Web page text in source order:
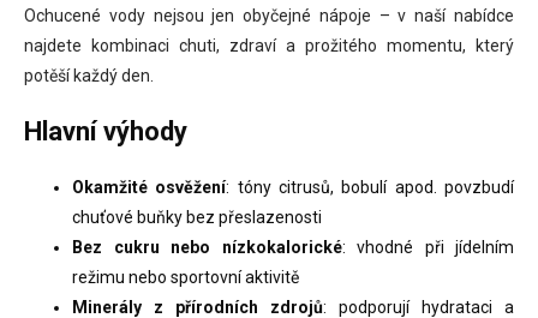
c
í
p
ý
p
i
s
u
Ochucené vody nejsou jen obyčejné nápoje – v naší nabídce
najdete kombinaci chuti, zdraví a prožitého momentu, který
potěší každý den.
Hlavní výhody
Okamžité osvěžení: tóny citrusů, bobulí apod. povzbudí
chuťové buňky bez přeslazenosti
Bez cukru nebo nízkokalorické: vhodné při jídelním
režimu nebo sportovní aktivitě
Minerály z přírodních zdrojů: podporují hydrataci a